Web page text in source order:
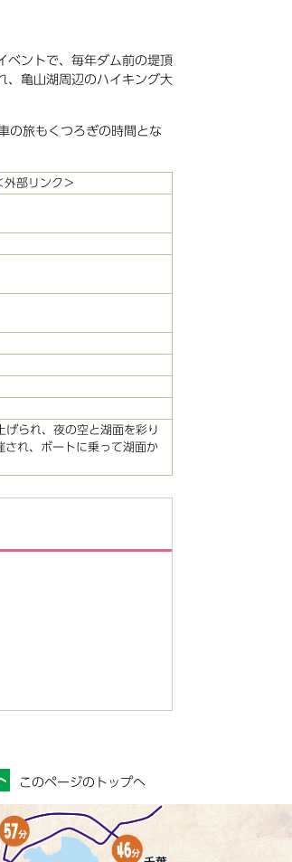
ベントで、毎年ダム前の堤頂
、亀山湖周辺のハイキング大
の旅もくつろぎの時間とな
外部リンク＞
られ、夜の空と湖面を彩り
れ、ボートに乗って湖面か
このページのトップへ